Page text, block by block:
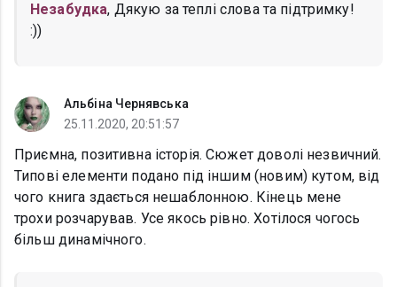
Незабудка, Дякую за теплі слова та підтримку!
:))
Альбіна Чернявська
25.11.2020, 20:51:57
Приємна, позитивна історія. Сюжет доволі незвичний.
Типові елементи подано під іншим (новим) кутом, від
чого книга здається нешаблонною. Кінець мене
трохи розчарував. Усе якось рівно. Хотілося чогось
більш динамічного.